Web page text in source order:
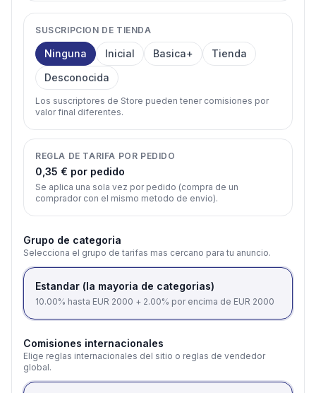
SUSCRIPCION DE TIENDA
Ninguna Inicial Basica+
Tienda
Desconocida
Los suscriptores de Store pueden tener comisiones por
valor final diferentes.
REGLA DE TARIFA POR PEDIDO
0,35 € por pedido
Se aplica una sola vez por pedido (compra de un
comprador con el mismo metodo de envio).
Grupo de categoria
Selecciona el grupo de tarifas mas cercano para tu anuncio.
Estandar (la mayoria de categorias)
10.00% hasta EUR 2000 + 2.00% por encima de EUR 2000
Comisiones internacionales
Elige reglas internacionales del sitio o reglas de vendedor
global.